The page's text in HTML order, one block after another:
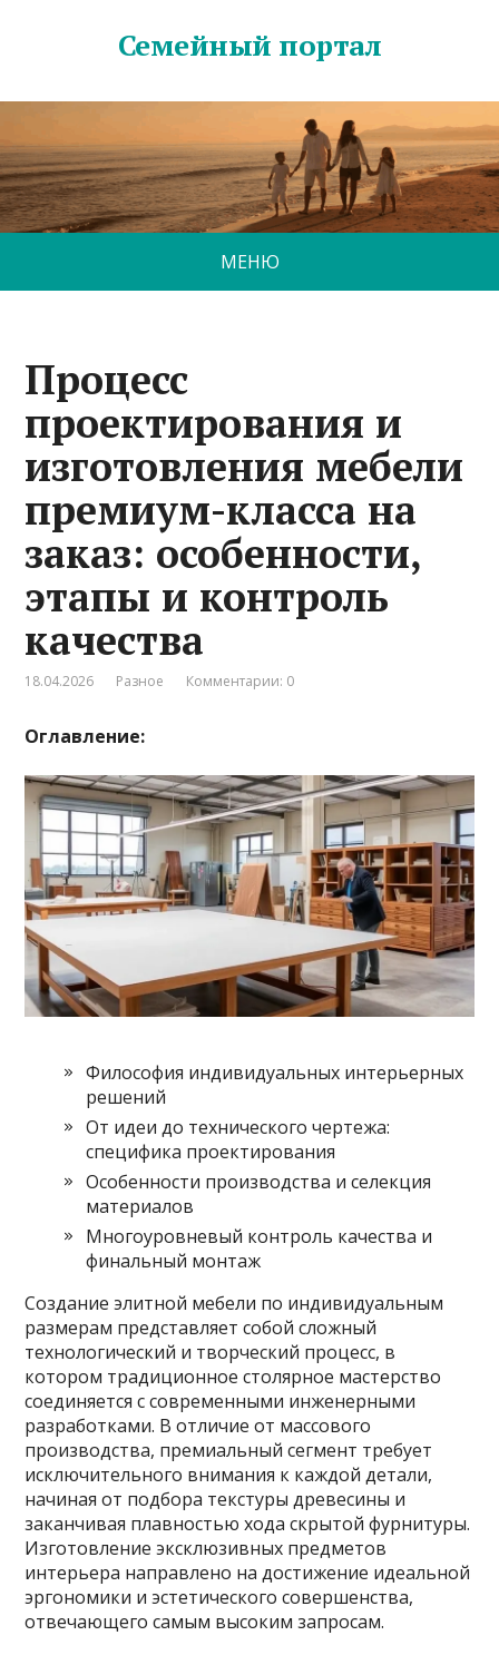
Семейный портал
МЕНЮ
Процесс
проектирования и
изготовления мебели
премиум-класса на
заказ: особенности,
этапы и контроль
качества
18.04.2026 Разное Комментарии: 0
Оглавление:
Философия индивидуальных интерьерных
решений
От идеи до технического чертежа:
специфика проектирования
Особенности производства и селекция
материалов
Многоуровневый контроль качества и
финальный монтаж
Создание элитной мебели по индивидуальным
размерам представляет собой сложный
технологический и творческий процесс, в
котором традиционное столярное мастерство
соединяется с современными инженерными
разработками. В отличие от массового
производства, премиальный сегмент требует
исключительного внимания к каждой детали,
начиная от подбора текстуры древесины и
заканчивая плавностью хода скрытой фурнитуры.
Изготовление эксклюзивных предметов
интерьера направлено на достижение идеальной
эргономики и эстетического совершенства,
отвечающего самым высоким запросам.